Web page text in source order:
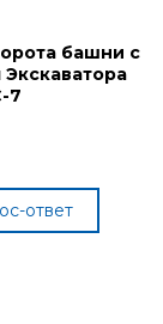
башни с
7
ответ